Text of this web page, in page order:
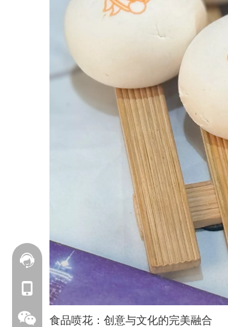
食品喷花：创意与文化的完美融合
联系我们
+86 177-6239-1685